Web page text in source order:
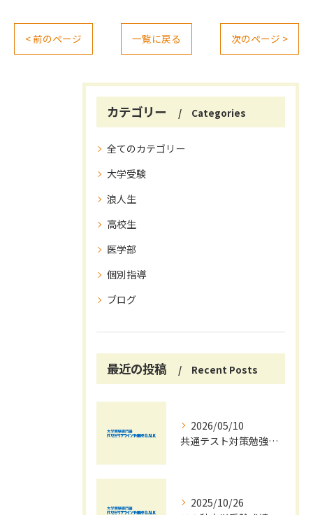
< 前のページ 一覧に戻る 次のページ >
カテゴリー Categories
全てのカテゴリー
大学受験
浪人生
高校生
医学部
個別指導
ブログ
最近の投稿 Recent Posts
2026/05/10
共通テスト対策勉強は早めに始めましょう！
2025/10/26